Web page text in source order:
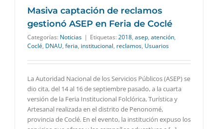
Masiva captación de reclamos
gestionó ASEP en Feria de Coclé
Categorías: Noticias | Etiquetas: 2018, asep, atención,
Coclé, DNAU, feria, institucional, reclamos, Usuarios
La Autoridad Nacional de los Servicios Públicos (ASEP) se
dio cita, del 14 al 16 de septiembre pasado, a la cuarta
versión de la Feria Institucional Folclórica, Turística y
Artesanal realizada en el distrito de Penonomé,
provincia de Coclé. En el evento, la institución expuso los